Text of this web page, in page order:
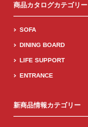
商品カタログカテゴリー
SOFA
DINING BOARD
LIFE SUPPORT
ENTRANCE
新商品情報カテゴリー